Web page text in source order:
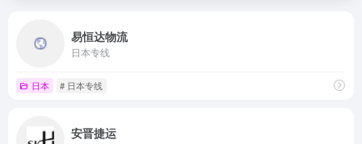
易恒达物流
日本专线
日本 # 日本专线
安晋捷运